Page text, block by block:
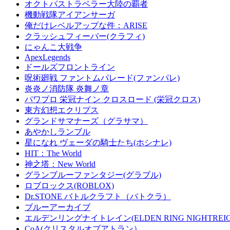
オクトパストラベラー大陸の覇者
機動戦隊アイアンサーガ
俺だけレベルアップな件：ARISE
クラッシュフィーバー(クラフィ)
にゃんこ大戦争
ApexLegends
ドールズフロントライン
呪術廻戦 ファントムパレード(ファンパレ)
炎炎ノ消防隊 炎舞ノ章
パワプロ 栄冠ナイン クロスロード (栄冠クロス)
東方幻想エクリプス
グランドサマナーズ（グラサマ）
あやかしランブル
星になれ ヴェーダの騎士たち(ホシナレ)
HIT：The World
神之塔：New World
グランブルーファンタジー(グラブル)
ロブロックス(ROBLOX)
Dr.STONE バトルクラフト（バトクラ）
ブルーアーカイブ
エルデンリングナイトレイン(ELDEN RING